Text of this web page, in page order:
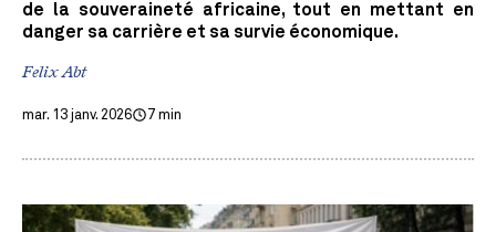
de la souveraineté africaine, tout en mettant en
danger sa carrière et sa survie économique.
Felix Abt
mar. 13 janv. 2026 7 min